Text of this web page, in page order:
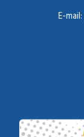
E-mail: